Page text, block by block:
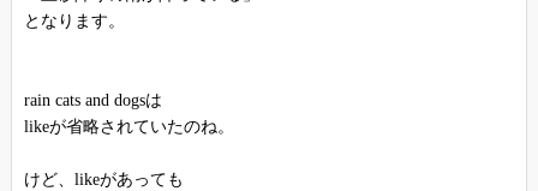
となります。
rain cats and dogsは
likeが省略されていたのね。
けど、likeがあっても